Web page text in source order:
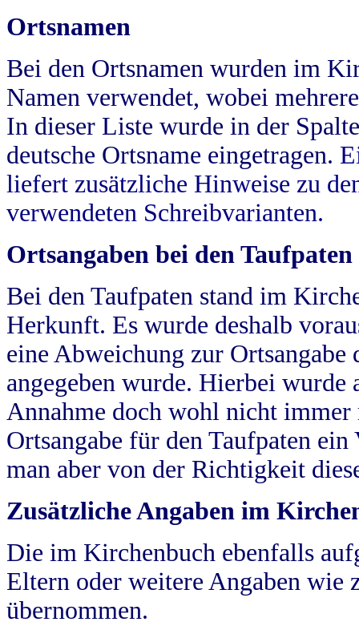
Ortsnamen
Bei den Ortsnamen wurden im
Namen verwendet, wobei
In dieser Liste wurde in der
deutsche Ortsname eingetragen.
liefert zusätzliche Hinweise zu
verwendeten Schreibvarianten.
Ortsangaben bei den Taufpaten
Bei den Taufpaten stand im
Herkunft. Es wurde deshalb
eine Abweichung zur
angegeben wurde. Hierbei wurde
Annahme doch wohl nicht
Ortsangabe für den Taufpaten
man aber von der Richtigkeit
Zusätzliche Angaben im
Die im Kirchenbuch ebenfalls
Eltern oder weitere Angaben wie
übernommen.